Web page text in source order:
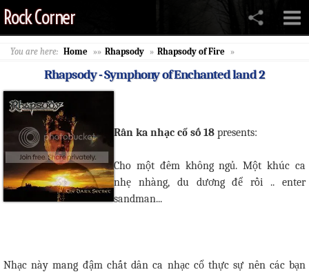
Rock Corner
You are here: Home »» Rhapsody » Rhapsody of Fire »
Rhapsody - Symphony of Enchanted land 2
Rân ka nhạc cổ số 18 presents:
Cho một đêm không ngủ. Một khúc ca
nhẹ nhàng, du dương để rồi .. enter
sandman...
Nhạc này mang đậm chất dân ca nhạc cổ thực sự nên các bạn